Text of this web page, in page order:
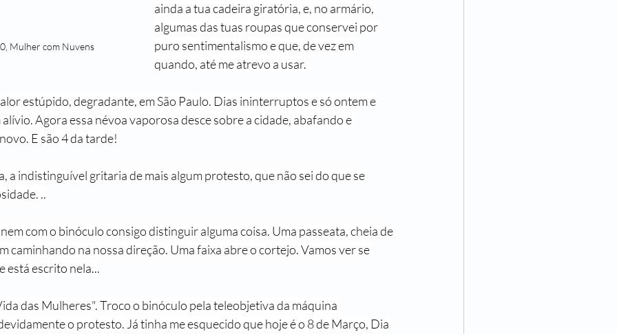
Mulher com Nuvens
ainda a tua cadeira giratória, e, no armário,
algumas das tuas roupas que conservei por
puro sentimentalismo e que, de vez em
quando, até me atrevo a usar.
estúpido, degradante, em São Paulo. Dias ininterruptos e só ontem e
Agora essa névoa vaporosa desce sobre a cidade, abafando e
E são 4 da tarde!
a indistinguível gritaria de mais algum protesto, que não sei do que se
..
nem com o binóculo consigo distinguir alguma coisa. Uma passeata, cheia de
caminhando na nossa direção. Uma faixa abre o cortejo. Vamos ver se
está escrito nela...
das Mulheres". Troco o binóculo pela teleobjetiva da máquina
o protesto. Já tinha me esquecido que hoje é o 8 de Março, Dia